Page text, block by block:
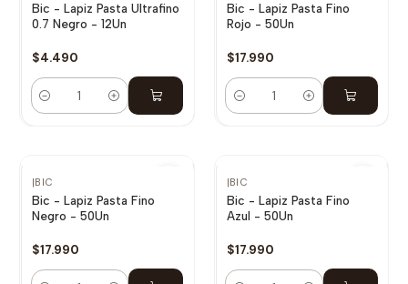
Bic - Lapiz Pasta Ultrafino
0.7 Negro - 12Un
$4.490
Cantidad
Bic - Lapiz Pasta Fino
Rojo - 50Un
$17.990
Cantidad
|BIC
Bic - Lapiz Pasta Fino
Negro - 50Un
$17.990
|BIC
Bic - Lapiz Pasta Fino
Azul - 50Un
$17.990